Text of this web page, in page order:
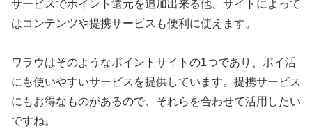
サービスでポイント還元を追加出来る他、サイトによって
はコンテンツや提携サービスも便利に使えます。
ワラウはそのようなポイントサイトの1つであり、ポイ活
にも使いやすいサービスを提供しています。提携サービス
にもお得なものがあるので、それらを合わせて活用したい
ですね。